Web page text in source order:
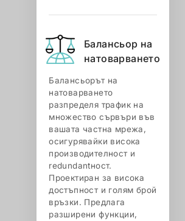
Балансьор на
натоварването
Балансьорът на
натоварването
разпределя трафик на
множество сървъри във
вашата частна мрежа,
осигурявайки висока
производителност и
redundantност.
Проектиран за висока
достъпност и голям брой
връзки. Предлага
разширени функции,